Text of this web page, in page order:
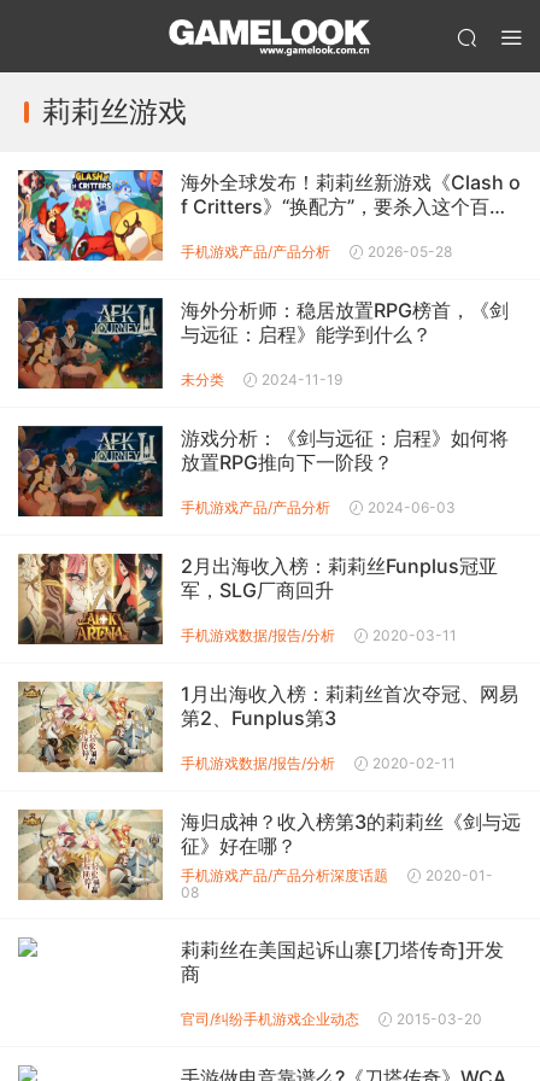
莉莉丝游戏
海外全球发布！莉莉丝新游戏《Clash o
f Critters》“换配方”，要杀入这个百亿
手机游戏产品/产品分析 2026-05-28
海外分析师：稳居放置RPG榜首，《剑
与远征：启程》能学到什么？
未分类 2024-11-19
游戏分析：《剑与远征：启程》如何将
放置RPG推向下一阶段？
手机游戏产品/产品分析 2024-06-03
2月出海收入榜：莉莉丝Funplus冠亚
军，SLG厂商回升
手机游戏数据/报告/分析 2020-03-11
1月出海收入榜：莉莉丝首次夺冠、网易
第2、Funplus第3
手机游戏数据/报告/分析 2020-02-11
海归成神？收入榜第3的莉莉丝《剑与远
征》好在哪？
手机游戏产品/产品分析深度话题
2020-01-
08
莉莉丝在美国起诉山寨[刀塔传奇]开发
商
官司/纠纷手机游戏企业动态 2015-03-20